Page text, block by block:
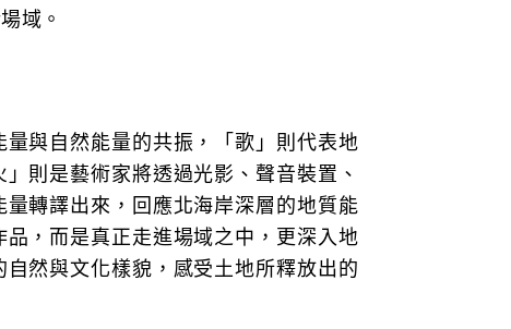
域。
量與自然能量的共振，「歌」則代表地
則是藝術家將透過光影、聲音裝置、
轉譯出來，回應北海岸深層的地質能
，而是真正走進場域之中，更深入地
然與文化樣貌，感受土地所釋放出的